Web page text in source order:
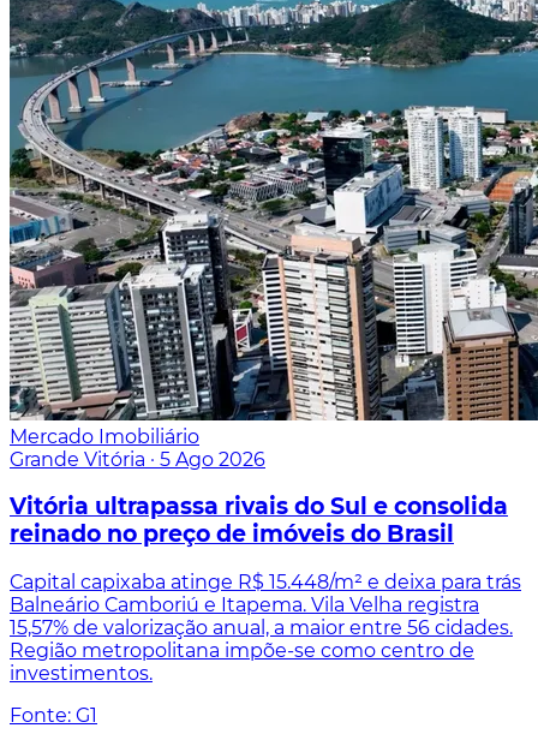
Mercado Imobiliário
Grande Vitória · 5 Ago 2026
Vitória ultrapassa rivais do Sul e consolida
reinado no preço de imóveis do Brasil
Capital capixaba atinge R$ 15.448/m² e deixa para trás
Balneário Camboriú e Itapema. Vila Velha registra
15,57% de valorização anual, a maior entre 56 cidades.
Região metropolitana impõe-se como centro de
investimentos.
Fonte: G1